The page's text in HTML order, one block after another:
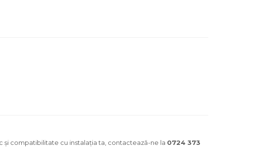
și compatibilitate cu instalația ta, contactează-ne la 0724 373